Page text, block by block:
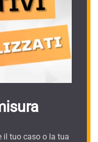
tuo caso o la tua